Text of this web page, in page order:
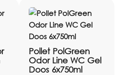
Pollet PolGreen
Odor Line WC Gel
Doos 6x750ml